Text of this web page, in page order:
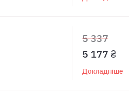
5 337
5 177 ₴
Докладніше